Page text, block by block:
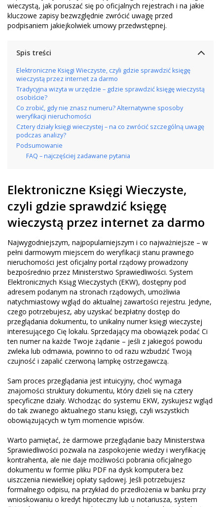
wieczystą, jak poruszać się po oficjalnych rejestrach i na jakie
kluczowe zapisy bezwzględnie zwrócić uwagę przed
podpisaniem jakiejkolwiek umowy przedwstępnej.
Spis treści
Elektroniczne Księgi Wieczyste, czyli gdzie sprawdzić księgę
wieczystą przez internet za darmo
Tradycyjna wizyta w urzędzie – gdzie sprawdzić księgę wieczystą
osobiście?
Co zrobić, gdy nie znasz numeru? Alternatywne sposoby
weryfikacji nieruchomości
Cztery działy księgi wieczystej – na co zwrócić szczególną uwagę
podczas analizy?
Podsumowanie
FAQ – najczęściej zadawane pytania
Elektroniczne Księgi Wieczyste,
czyli gdzie sprawdzić księgę
wieczystą przez internet za darmo
Najwygodniejszym, najpopularniejszym i co najważniejsze – w
pełni darmowym miejscem do weryfikacji stanu prawnego
nieruchomości jest oficjalny portal rządowy prowadzony
bezpośrednio przez Ministerstwo Sprawiedliwości. System
Elektronicznych Ksiąg Wieczystych (EKW), dostępny pod
adresem podanym na stronach rządowych, umożliwia
natychmiastowy wgląd do aktualnej zawartości rejestru. Jedyne,
czego potrzebujesz, aby uzyskać bezpłatny dostęp do
przeglądania dokumentu, to unikalny numer księgi wieczystej
interesującego Cię lokalu. Sprzedający ma obowiązek podać Ci
ten numer na każde Twoje żądanie – jeśli z jakiegoś powodu
zwleka lub odmawia, powinno to od razu wzbudzić Twoją
czujność i zapalić czerwoną lampkę ostrzegawczą.
Sam proces przeglądania jest intuicyjny, choć wymaga
znajomości struktury dokumentu, który dzieli się na cztery
specyficzne działy. Wchodząc do systemu EKW, zyskujesz wgląd
do tak zwanego aktualnego stanu księgi, czyli wszystkich
obowiązujących w tym momencie wpisów.
Warto pamiętać, że darmowe przeglądanie bazy Ministerstwa
Sprawiedliwości pozwala na zaspokojenie wiedzy i weryfikację
kontrahenta, ale nie daje możliwości pobrania oficjalnego
dokumentu w formie pliku PDF na dysk komputera bez
uiszczenia niewielkiej opłaty sądowej. Jeśli potrzebujesz
formalnego odpisu, na przykład do przedłożenia w banku przy
wnioskowaniu o kredyt hipoteczny lub u notariusza, system